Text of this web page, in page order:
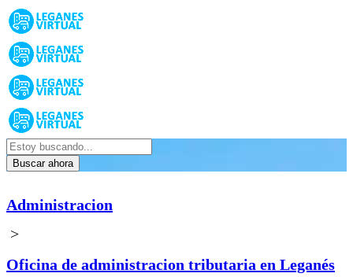
Buscar ahora
Administracion
>
Oficina de administracion tributaria en Leganés